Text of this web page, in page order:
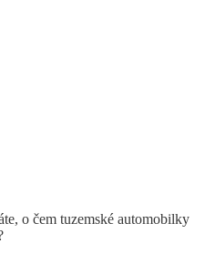
o čem tuzemské automobilky